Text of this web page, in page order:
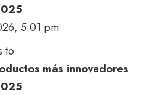
5:01 pm
to
más innovadores